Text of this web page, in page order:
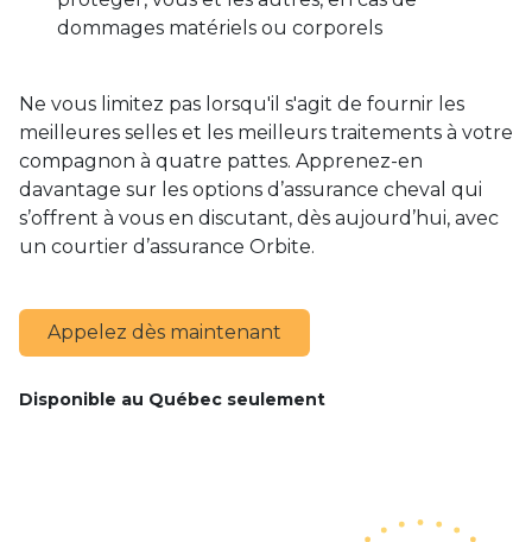
dommages matériels ou corporels
Ne vous limitez pas lorsqu'il s'agit de fournir les
meilleures selles et les meilleurs traitements à votre
compagnon à quatre pattes. Apprenez-en
davantage sur les options d’assurance cheval qui
s’offrent à vous en discutant, dès aujourd’hui, avec
un courtier d’assurance Orbite.
Appelez dès maintenant
Disponible au Québec seulement